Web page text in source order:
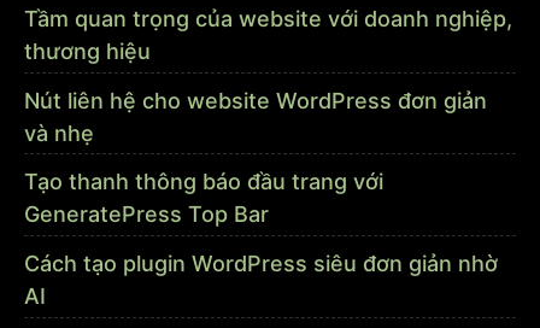
Tầm quan trọng của website với doanh nghiệp,
thương hiệu
Nút liên hệ cho website WordPress đơn giản
và nhẹ
Tạo thanh thông báo đầu trang với
GeneratePress Top Bar
Cách tạo plugin WordPress siêu đơn giản nhờ
AI